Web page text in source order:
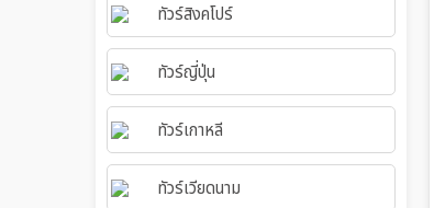
ทัวร์สิงคโปร์
ทัวร์ญี่ปุ่น
ทัวร์เกาหลี
ทัวร์เวียดนาม